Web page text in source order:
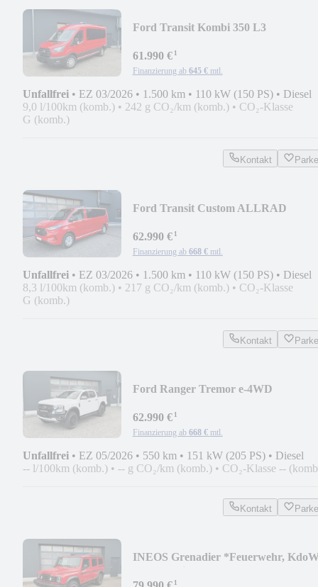
Ford Transit Kombi 350 L3
61.990 €¹
Finanzierung ab 645 € mtl.
Unfallfrei • EZ 03/2026 • 1.500 km • 110 kW (150 PS) • Diesel
9,0 l/100km (komb.) • 242 g CO₂/km (komb.) • CO₂-Klasse
G (komb.)
Kontakt
Ford Transit Custom ALLRAD
62.990 €¹
Finanzierung ab 668 € mtl.
Unfallfrei • EZ 03/2026 • 1.500 km • 110 kW (150 PS) • Diesel
8,3 l/100km (komb.) • 217 g CO₂/km (komb.) • CO₂-Klasse
G (komb.)
Kontakt
Ford Ranger Tremor e-4WD
62.990 €¹
Finanzierung ab 668 € mtl.
Unfallfrei • EZ 05/2026 • 550 km • 151 kW (205 PS) • Diesel
-- l/100km (komb.) • -- g CO₂/km (komb.) • CO₂-Klasse --
Kontakt
INEOS Grenadier *Feuerwehr,
¹